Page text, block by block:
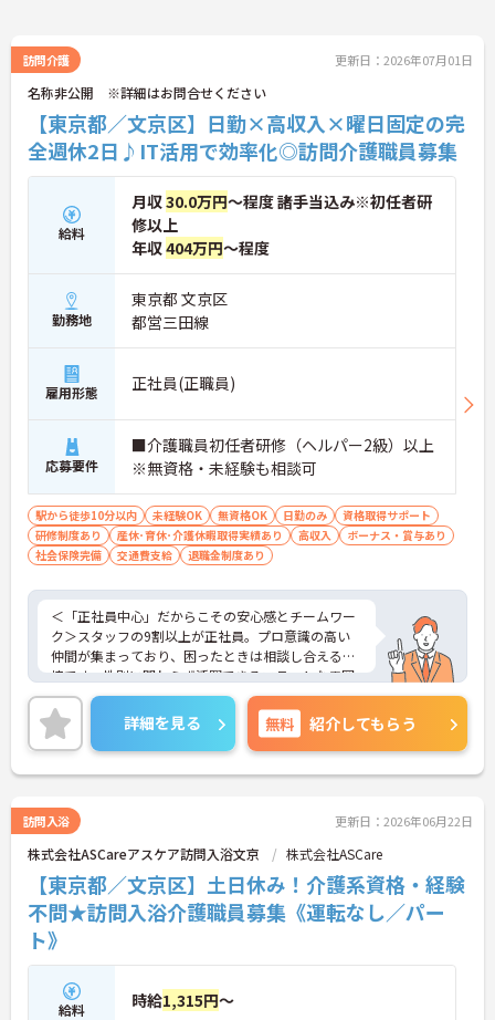
訪問介護 更新日：2026年07月01日
名称非公開 ※詳細はお問合せください
【東京都／文京区】日勤×高収入×曜日固定の完
全週休2日♪IT活用で効率化◎訪問介護職員募集
給料
月収30.0万円～程度 諸手当込み※初任者研
修以上
年収404万円～程度
勤務地
東京都 文京区
都営三田線
雇用形態 正社員(正職員)
応募要件
■介護職員初任者研修（ヘルパー2級）以上
※無資格・未経験も相談可
駅から徒歩10分以内 未経験OK 無資格OK 日勤のみ
資格取得サポート
研修制度あり
産休･育休･介護休暇取得実績あり 高収入
ボーナス・賞与あり
社会保険完備
交通費支給 退職金制度あり
＜「正社員中心」だからこその安心感とチームワー
ク＞スタッフの9割以上が正社員。プロ意識の高い
仲間が集まっており、困ったときは相談し合える環
境です。性別に関わらず活躍できるフラットな雰囲
気があります。
＜電動自転車でラクラク移動！身体への負担を軽減
＞会社から1人1台、専用の電動自転車が支給されま
す（一部例外あり）。お客様のご自宅への移動が快
適になるだけでなく、貸与された自転車での通勤も
合えます。
＜頑張りがしっかり給与に反映される仕組み＞「社
員を大事にする」をモットーに、業界トップクラス
の給与水準を目指しています。賞与は年2回あり、資
格手当や土日出勤手当も充実。キャリアパスも明確
で、管理者へのステップアップなど、頑張りに応じ
て収入もやりがいもアップします。
詳細を見る 無料 紹介してもらう
訪問入浴 更新日：2026年06月22日
株式会社ASCareアスケア訪問入浴文京 株式会社ASCare
【東京都／文京区】土日休み！介護系資格・経験
不問★訪問入浴介護職員募集《運転なし／パー
ト》
給料 時給1,315円～